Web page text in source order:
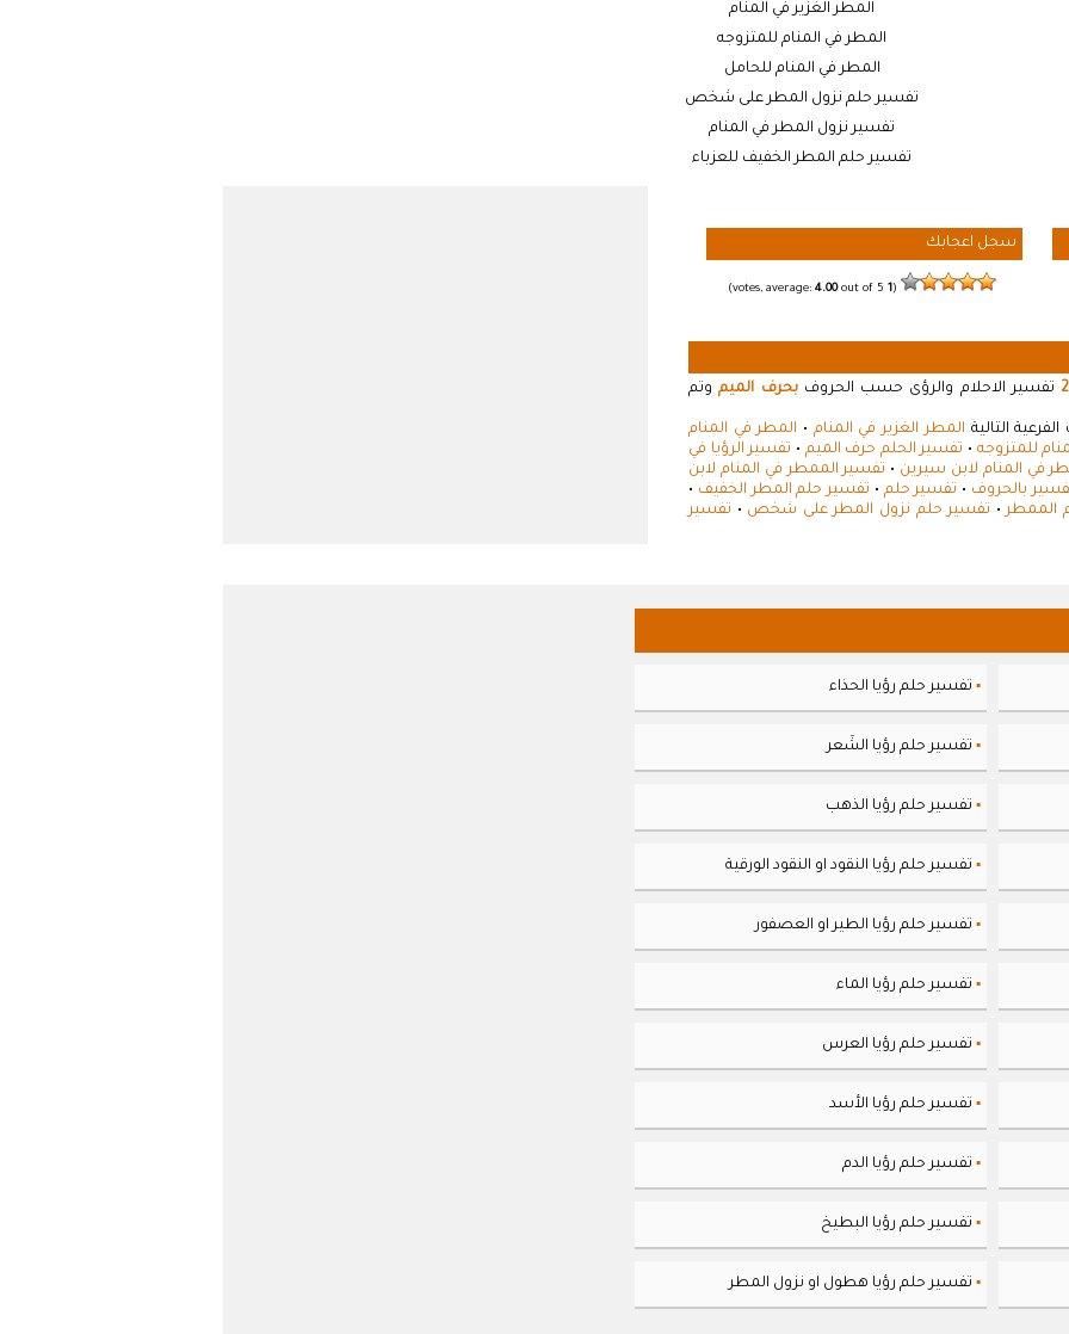
المطر الغزير في المنام
المطر في المنام للمتزوجه
المطر في المنام للحامل
تفسير حلم نزول المطر على شخص
تفسير نزول المطر في المنام
تفسير حلم المطر الخفيف للعزباء
سجل اعجابك
(
1
4.00out of 5)
تفسير الاحلام والرؤى حسب الحروفبحرف الميموتم
التالية المطر الغزير في المنام • المطر في المنام
للمتزوجه • تفسير الحلم حرف الميم • تفسير الرؤيا في
في المنام لابن سيرين • تفسير الممطر في المنام لابن
بالحروف • تفسير حلم • تفسير حلم المطر الخفيف •
الممطر• تفسير حلم نزول المطر على شخص • تفسير
▪ تفسير حلم رؤيا الحذاء
▪ تفسير حلم رؤيا الشَعر
▪ تفسير حلم رؤيا الذهب
▪ تفسير حلم رؤيا النقود او النقود الورقية
▪ تفسير حلم رؤيا الطير او العصفور
▪ تفسير حلم رؤيا الماء
▪ تفسير حلم رؤيا العرس
▪ تفسير حلم رؤيا الأسد
▪ تفسير حلم رؤيا الدم
▪ تفسير حلم رؤيا البطيخ
▪ تفسير حلم رؤيا هطول او نزول المطر